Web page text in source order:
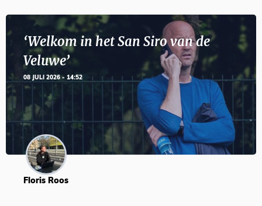
‘Welkom in het San Siro van de
Veluwe’
08 JULI 2026 - 14:52
Floris Roos